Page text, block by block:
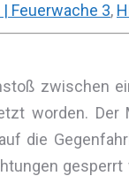
| Feuerwache 3,
zwischen
worden. Der
die